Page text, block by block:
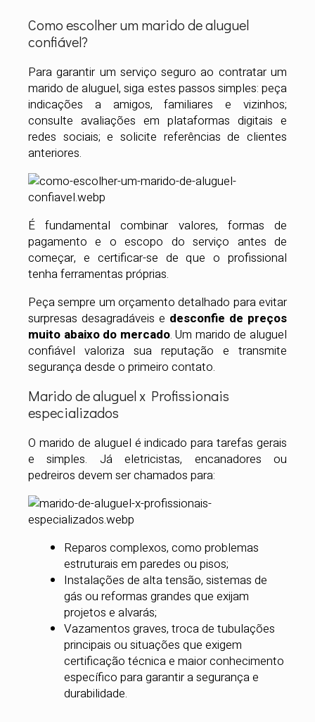
Como escolher um marido de aluguel
confiável?
Para garantir um serviço seguro ao contratar um
marido de aluguel, siga estes passos simples: peça
indicações a amigos, familiares e vizinhos;
consulte avaliações em plataformas digitais e
redes sociais; e solicite referências de clientes
anteriores.
É fundamental combinar valores, formas de
pagamento e o escopo do serviço antes de
começar, e certificar-se de que o profissional
tenha ferramentas próprias.
Peça sempre um orçamento detalhado para evitar
surpresas desagradáveis e desconfie de preços
muito abaixo do mercado. Um marido de aluguel
confiável valoriza sua reputação e transmite
segurança desde o primeiro contato.
Marido de aluguel x Profissionais
especializados
O marido de aluguel é indicado para tarefas gerais
e simples. Já eletricistas, encanadores ou
pedreiros devem ser chamados para:
Reparos complexos, como problemas
estruturais em paredes ou pisos;
Instalações de alta tensão, sistemas de
gás ou reformas grandes que exijam
projetos e alvarás;
Vazamentos graves, troca de tubulações
principais ou situações que exigem
certificação técnica e maior conhecimento
específico para garantir a segurança e
durabilidade.